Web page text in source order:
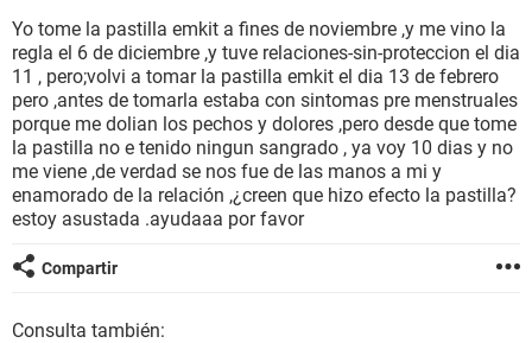
BIENESTAR
SEXUALIDAD
GLOSARIO
Yo tome la pastilla emkit a fines de noviembre ,y me vino la
regla el 6 de diciembre ,y tuve relaciones-sin-proteccion el dia
11 , pero;volvi a tomar la pastilla emkit el dia 13 de febrero
pero ,antes de tomarla estaba con sintomas pre menstruales
porque me dolian los pechos y dolores ,pero desde que tome
la pastilla no e tenido ningun sangrado , ya voy 10 dias y no
me viene ,de verdad se nos fue de las manos a mi y
enamorado de la relación ,¿creen que hizo efecto la pastilla?
estoy asustada .ayudaaa por favor
Compartir
Consulta también: